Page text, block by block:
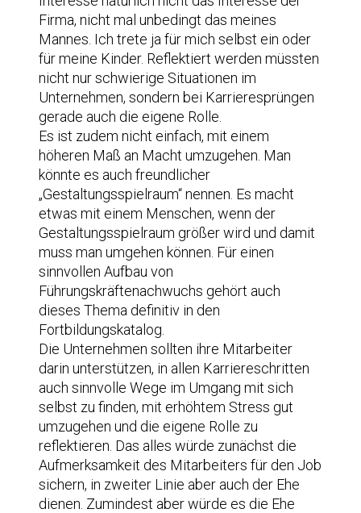
Firma, nicht mal unbedingt das meines
Mannes. Ich trete ja für mich selbst ein oder
für meine Kinder. Reflektiert werden müssten
nicht nur schwierige Situationen im
Unternehmen, sondern bei Karrieresprüngen
gerade auch die eigene Rolle.
Es ist zudem nicht einfach, mit einem
höheren Maß an Macht umzugehen. Man
könnte es auch freundlicher
„Gestaltungsspielraum“ nennen. Es macht
etwas mit einem Menschen, wenn der
Gestaltungsspielraum größer wird und damit
muss man umgehen können. Für einen
sinnvollen Aufbau von
Führungskräftenachwuchs gehört auch
dieses Thema definitiv in den
Fortbildungskatalog.
Die Unternehmen sollten ihre Mitarbeiter
darin unterstützen, in allen Karriereschritten
auch sinnvolle Wege im Umgang mit sich
selbst zu finden, mit erhöhtem Stress gut
umzugehen und die eigene Rolle zu
reflektieren. Das alles würde zunächst die
Aufmerksamkeit des Mitarbeiters für den Job
sichern, in zweiter Linie aber auch der Ehe
dienen. Zumindest aber würde es die Ehe